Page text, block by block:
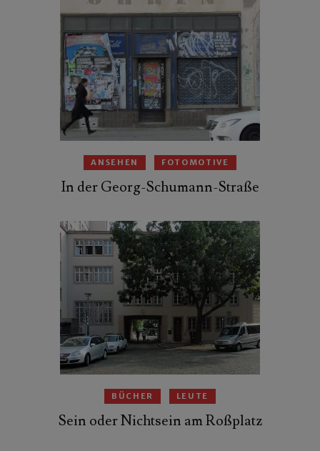
ANSEHEN FOTOMOTIVE
In der Georg-Schumann-Straße
BÜCHER LEUTE
Sein oder Nichtsein am Roßplatz